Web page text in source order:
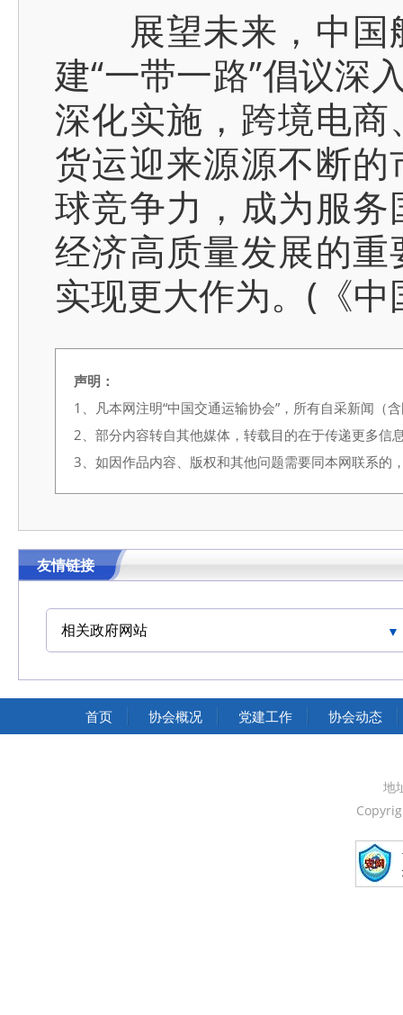
展望未来，中国
建“一带一路”倡议深
深化实施，跨境电
货运迎来源源不断
球竞争力，成为服
经济高质量发展的
实现更大作为。(《
声明：
1、凡本网注明“中国交通运输协会”，所有自采新闻（
2、部分内容转自其他媒体，转载目的在于传递更多信
3、如因作品内容、版权和其他问题需要同本网联系
友情链接
相关政府网站
中国交通运输协会官网
首页 协会概况 党建工作 协会动态
地